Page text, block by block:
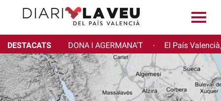
DESTACATS DONA I AGERMANA'T · El País